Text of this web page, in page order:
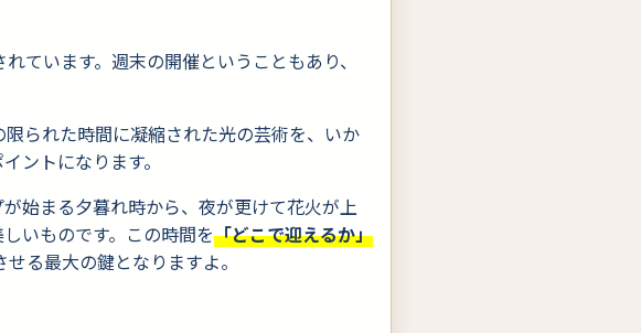
れています。週末の開催ということもあり、
られた時間に凝縮された光の芸術を、いか
ントになります。
始まる夕暮れ時から、夜が更けて花火が上
いものです。この時間を「どこで迎えるか」
る最大の鍵となりますよ。